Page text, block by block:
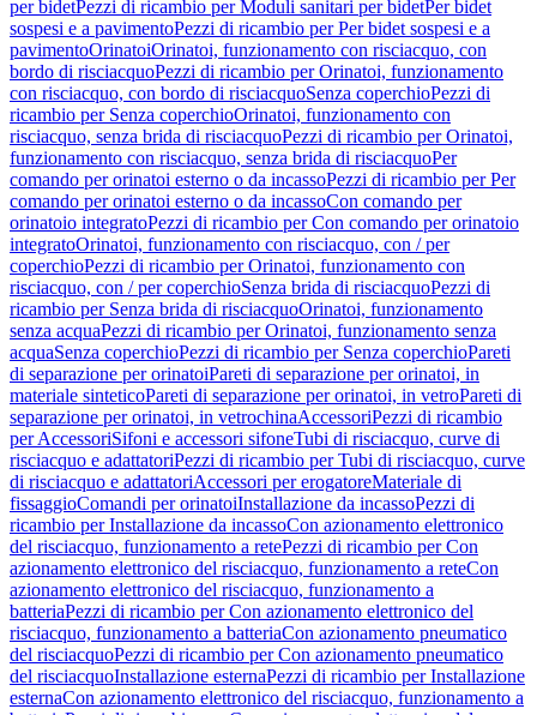
per bidetPezzi di ricambio per Moduli sanitari per bidetPer bidet
sospesi e a pavimentoPezzi di ricambio per Per bidet sospesi e a
pavimentoOrinatoiOrinatoi, funzionamento con risciacquo, con
bordo di risciacquoPezzi di ricambio per Orinatoi, funzionamento
con risciacquo, con bordo di risciacquoSenza coperchioPezzi di
ricambio per Senza coperchioOrinatoi, funzionamento con
risciacquo, senza brida di risciacquoPezzi di ricambio per Orinatoi,
funzionamento con risciacquo, senza brida di risciacquoPer
comando per orinatoi esterno o da incassoPezzi di ricambio per Per
comando per orinatoi esterno o da incassoCon comando per
orinatoio integratoPezzi di ricambio per Con comando per orinatoio
integratoOrinatoi, funzionamento con risciacquo, con / per
coperchioPezzi di ricambio per Orinatoi, funzionamento con
risciacquo, con / per coperchioSenza brida di risciacquoPezzi di
ricambio per Senza brida di risciacquoOrinatoi, funzionamento
senza acquaPezzi di ricambio per Orinatoi, funzionamento senza
acquaSenza coperchioPezzi di ricambio per Senza coperchioPareti
di separazione per orinatoiPareti di separazione per orinatoi, in
materiale sinteticoPareti di separazione per orinatoi, in vetroPareti di
separazione per orinatoi, in vetrochinaAccessoriPezzi di ricambio
per AccessoriSifoni e accessori sifoneTubi di risciacquo, curve di
risciacquo e adattatoriPezzi di ricambio per Tubi di risciacquo, curve
di risciacquo e adattatoriAccessori per erogatoreMateriale di
fissaggioComandi per orinatoiInstallazione da incassoPezzi di
ricambio per Installazione da incassoCon azionamento elettronico
del risciacquo, funzionamento a retePezzi di ricambio per Con
azionamento elettronico del risciacquo, funzionamento a reteCon
azionamento elettronico del risciacquo, funzionamento a
batteriaPezzi di ricambio per Con azionamento elettronico del
risciacquo, funzionamento a batteriaCon azionamento pneumatico
del risciacquoPezzi di ricambio per Con azionamento pneumatico
del risciacquoInstallazione esternaPezzi di ricambio per Installazione
esternaCon azionamento elettronico del risciacquo, funzionamento a